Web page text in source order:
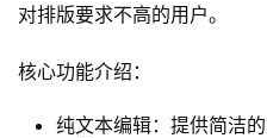
对排版要求不高的用户。
核心功能介绍：
纯文本编辑：提供简洁